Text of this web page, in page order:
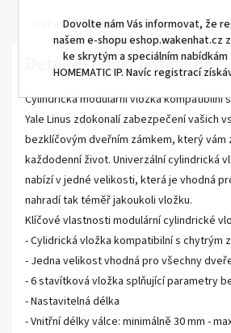
Dovolte nám Vás informovat, že
našem e-shopu eshop.wakenhat.cz
ke skrytým a speciálním nabídkám
HOMEMATIC IP. Navíc registrací
Ostatní informace
Detailní popis produktu
Cylindrická modulární vložka kompatibilní
Yale Linus zdokonalí zabezpečení vašich
bezklíčovým dveřním zámkem, který vám
každodenní život. Univerzální cylindrická
nabízí v jedné velikosti, která je vhodná
nahradí tak téměř jakoukoli vložku.
Klíčové vlastnosti modulární cylindrické
- Cylidrická vložka kompatibilní s chytrým
- Jedna velikost vhodná pro všechny
- 6 stavítková vložka splňující parametry
- Nastavitelná délka
- Vnitřní délky válce: minimálně 30 mm -